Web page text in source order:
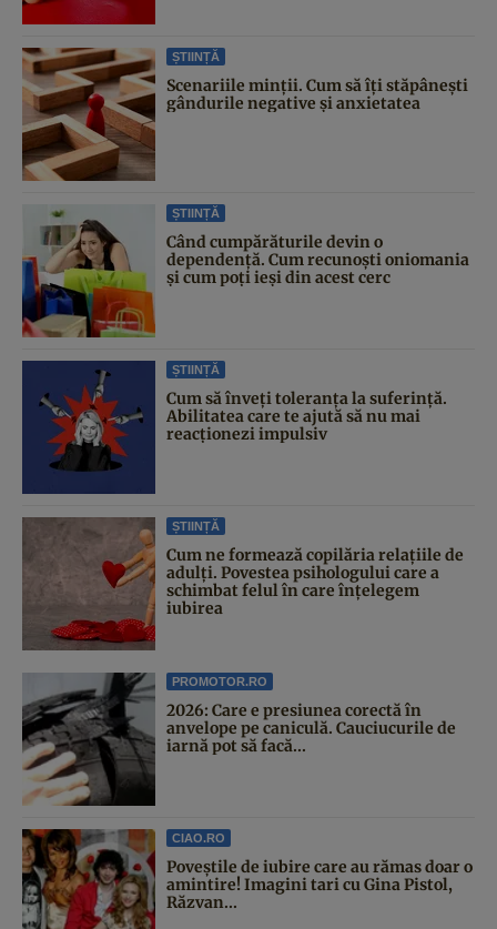
ȘTIINȚĂ
Scenariile minții. Cum să îți stăpânești
gândurile negative și anxietatea
ȘTIINȚĂ
Când cumpărăturile devin o
dependență. Cum recunoști oniomania
și cum poți ieși din acest cerc
ȘTIINȚĂ
Cum să înveți toleranța la suferință.
Abilitatea care te ajută să nu mai
reacționezi impulsiv
ȘTIINȚĂ
Cum ne formează copilăria relațiile de
adulți. Povestea psihologului care a
schimbat felul în care înțelegem
iubirea
PROMOTOR.RO
2026: Care e presiunea corectă în
anvelope pe caniculă. Cauciucurile de
iarnă pot să facă...
CIAO.RO
Poveştile de iubire care au rămas doar o
amintire! Imagini tari cu Gina Pistol,
Răzvan...